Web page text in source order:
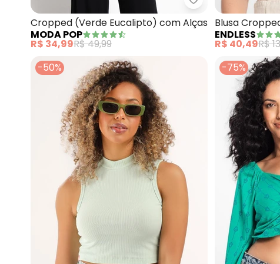
Moda Pop -
Cropped (Verde Eucalipto) com Alças
MODA POP
R$ 34,99R$ 49,99
Blusa
(Verde)
ENDLESS
R$ 40,49R$
-50%
-75%